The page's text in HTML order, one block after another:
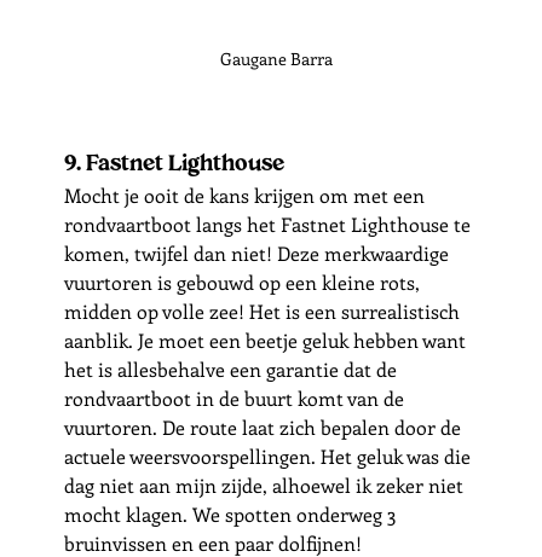
Gaugane Barra
9. Fastnet Lighthouse
Mocht je ooit de kans krijgen om met een
rondvaartboot langs het Fastnet Lighthouse te
komen, twijfel dan niet! Deze merkwaardige
vuurtoren is gebouwd op een kleine rots,
midden op volle zee! Het is een surrealistisch
aanblik. Je moet een beetje geluk hebben want
het is allesbehalve een garantie dat de
rondvaartboot in de buurt komt van de
vuurtoren. De route laat zich bepalen door de
actuele weersvoorspellingen. Het geluk was die
dag niet aan mijn zijde, alhoewel ik zeker niet
mocht klagen. We spotten onderweg 3
bruinvissen en een paar dolfijnen!